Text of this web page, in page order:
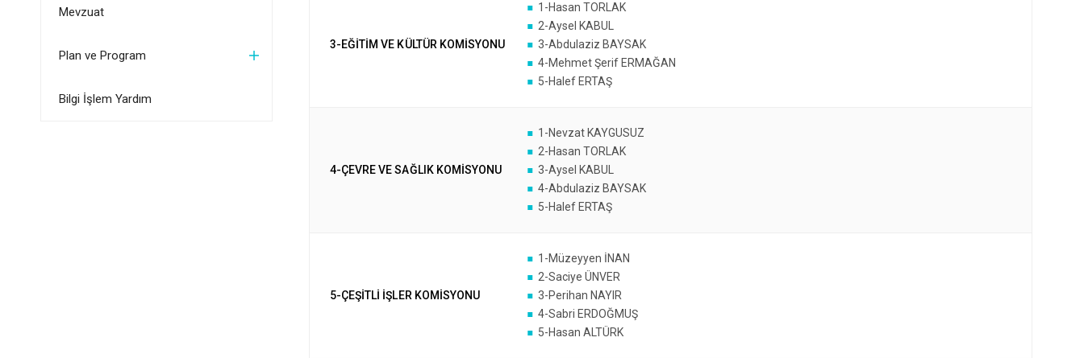
Mevzuat
Plan ve Program
Bilgi İşlem Yardım
3-EĞİTİM VE KÜLTÜR KOMİSYONU
1-Hasan TORLAK
2-Aysel KABUL
3-Abdulaziz BAYSAK
4-Mehmet Şerif ERMAĞAN
5-Halef ERTAŞ
4-ÇEVRE VE SAĞLIK KOMİSYONU
1-Nevzat KAYGUSUZ
2-Hasan TORLAK
3-Aysel KABUL
4-Abdulaziz BAYSAK
5-Halef ERTAŞ
5-ÇEŞİTLİ İŞLER KOMİSYONU
1-Müzeyyen İNAN
2-Saciye ÜNVER
3-Perihan NAYIR
4-Sabri ERDOĞMUŞ
5-Hasan ALTÜRK